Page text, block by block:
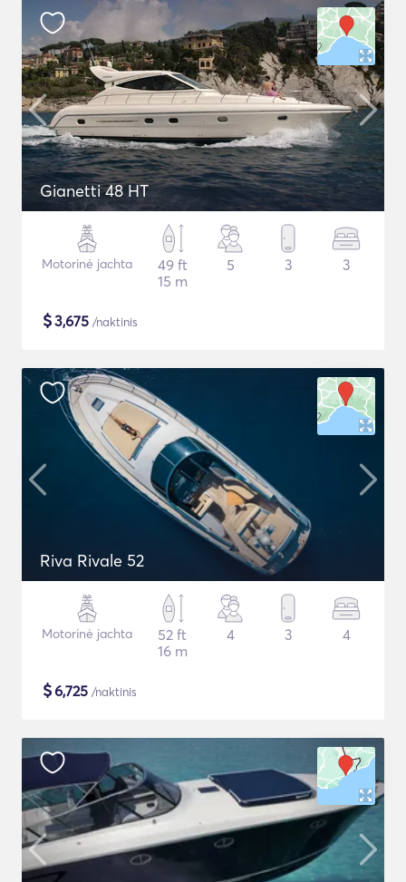
Gianetti 48 HT
Motorinė jachta
49 ft
15 m
5 3 3
$3,675 /naktinis
Riva Rivale 52
Motorinė jachta
52 ft
16 m
4 3 4
$6,725 /naktinis